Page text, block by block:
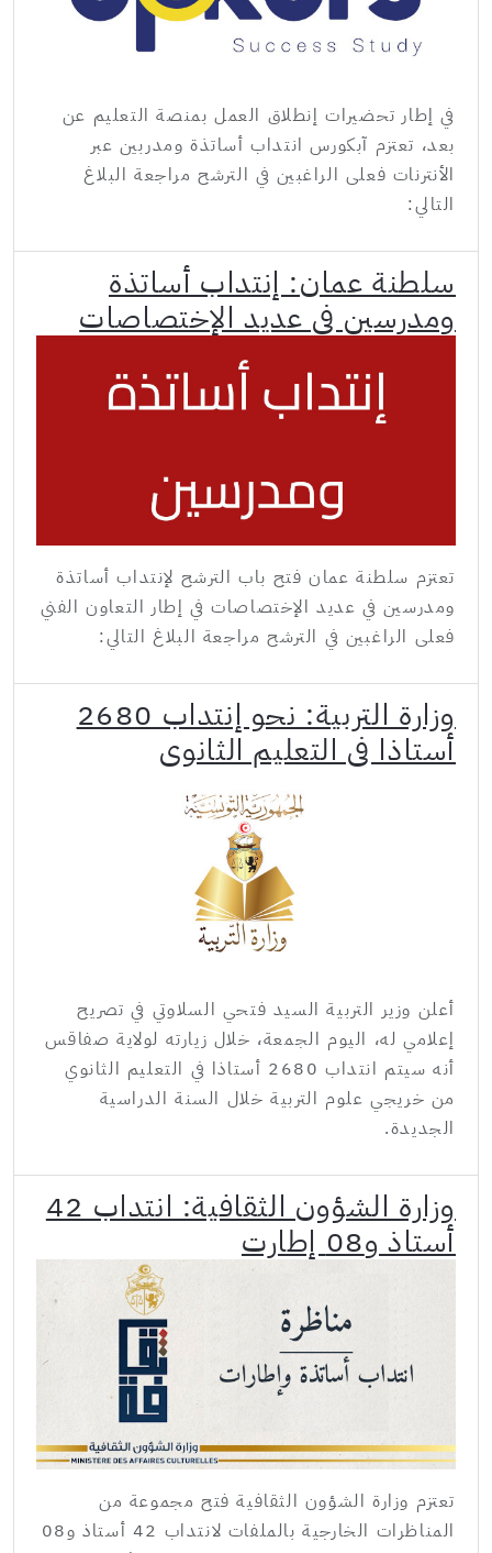
في إطار تحضيرات إنطلاق العمل بمنصة التعليم عن
بعد، تعتزم آبكورس انتداب أساتذة ومدربين عبر
الأنترنات فعلى الراغبين في الترشح مراجعة البلاغ
التالي:
سلطنة عمان: إنتداب أساتذة
ومدرسين في عديد الإختصاصات
تعتزم سلطنة عمان فتح باب الترشح لإنتداب أساتذة
ومدرسين في عديد الإختصاصات في إطار التعاون الفني
فعلى الراغبين في الترشح مراجعة البلاغ التالي:
وزارة التربية: نحو إنتداب 2680
أستاذا في التعليم الثانوي
أعلن وزير التربية السيد فتحي السلاوتي في تصريح
إعلامي له، اليوم الجمعة، خلال زيارته لولاية صفاقس
أنه سيتم انتداب 2680 أستاذا في التعليم الثانوي
من خريجي علوم التربية خلال السنة الدراسية
الجديدة.
وزارة الشؤون الثقافية: انتداب 42
أستاذ و08 إطارت
تعتزم وزارة الشؤون الثقافية فتح مجموعة من
المناظرات الخارجية بالملفات لانتداب 42 أستاذ و08